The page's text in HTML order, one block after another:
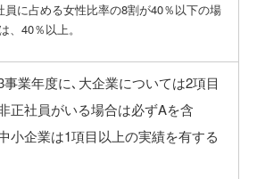
員に占める女性比率の8割が40％以下の場
、40％以上。
事業年度に､大企業については2項目
正社員がいる場合は必ずAを含
小企業は1項目以上の実績を有する